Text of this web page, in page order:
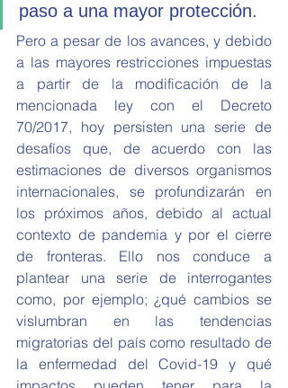
paso a una mayor protección.
Pero a pesar de los avances, y debido
a las mayores restricciones impuestas
a partir de la modificación de la
mencionada ley con el Decreto
70/2017, hoy persisten una serie de
desafíos que, de acuerdo con las
estimaciones de diversos organismos
internacionales, se profundizarán en
los próximos años, debido al actual
contexto de pandemia y por el cierre
de fronteras. Ello nos conduce a
plantear una serie de interrogantes
como, por ejemplo; ¿qué cambios se
vislumbran en las tendencias
migratorias del país como resultado de
la enfermedad del Covid-19 y qué